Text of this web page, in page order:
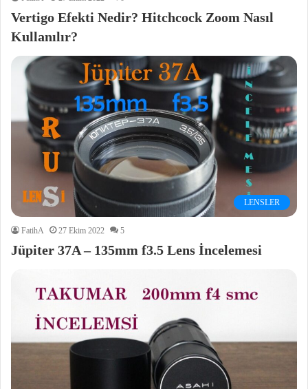
Vertigo Efekti Nedir? Hitchcock Zoom Nasıl
Kullanılır?
LENSLER
FatihA 27 Ekim 2022 5
Jüpiter 37A – 135mm f3.5 Lens İncelemesi